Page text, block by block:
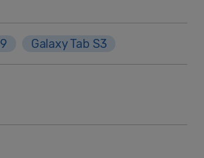
Galaxy Tab S3